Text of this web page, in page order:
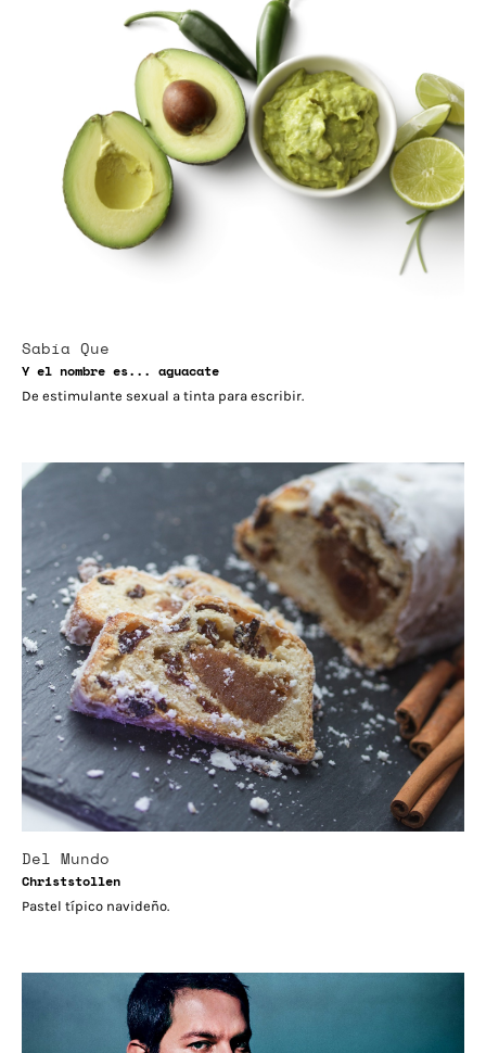
Sabía Que
Y el nombre es... aguacate
De estimulante sexual a tinta para escribir.
Del Mundo
Christstollen
Pastel típico navideño.